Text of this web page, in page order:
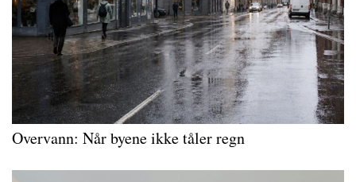
Overvann: Når byene ikke tåler regn